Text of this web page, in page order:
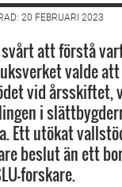
20 FEBRUARI 2023
att förstå
valde
vid årsskiftet,
i
Ett utökat
beslut än ett
forskare.